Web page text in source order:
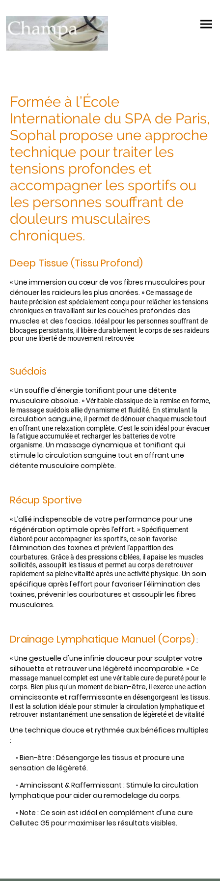
Formée à l’École
Internationale du SPA de Paris,
Sophal propose une approche
technique pour traiter les
tensions profondes et
accompagner les sportifs ou
les personnes souffrant de
douleurs musculaires
chroniques.
Deep Tissue (Tissu Profond)
« Une immersion au cœur de vos fibres musculaires pour
dénouer les raideurs les plus ancrées. »Ce massage de
haute précision est spécialement conçu pour relâcher les tensions
chroniques en travaillant sur lescouches profondes des
muscles et des fascias. Idéal pour les personnes souffrant de
blocages persistants, il libère durablement le corps de ses raideurs
pour une liberté de mouvement retrouvée
Suédois
« Un souffle d'énergie tonifiant pour une détente
musculaire absolue. »Véritable classique de la remise en forme,
le massage suédois allie dynamisme et fluidité. En stimulant la
circulation sanguine, il permet de dénouer chaque muscle tout
en offrant une relaxation complète. C'est le soin idéal pour évacuer
la fatigue accumulée et recharger les batteries de votre
organisme. Un massage dynamique et tonifiant qui
stimule la circulation sanguine tout en offrant une
détente musculaire complète.
Récup Sportive
« L’allié indispensable de votre performance pour une
régénération optimale après l’effort. »Spécifiquement
élaboré pour accompagner les sportifs, ce soin favorise
l'élimination des toxines et prévient l'apparition des
courbatures. Grâce à des pressions ciblées, il apaise les muscles
sollicités, assouplit les tissus et permet au corps de retrouver
rapidement sa pleine vitalité après une activité physique. Un soin
spécifique après l'effort pour favoriser l'élimination des
toxines, prévenir les courbatures et assouplir les fibres
musculaires.
Drainage Lymphatique Manuel (Corps) :
« Une gestuelle d'une infinie douceur pour sculpter votre
silhouette et retrouver une légèreté incomparable. »Ce
massage manuel complet est une véritable cure de pureté pour le
corps. Bien plus qu'un moment debien-être, il exerce une action
amincissante et raffermissante en désengorgeant les tissus.
Il est la solution idéale pour stimuler la circulation lymphatique et
retrouver instantanément une sensation de légèreté et de vitalité
Une technique douce et rythmée aux bénéfices multiples
:
◦Bien-être : Désengorge les tissus et procure une
sensation de légèreté.
◦Amincissant & Raffermissant : Stimule la circulation
lymphatique pour aider au remodelage du corps.
◦Note : Ce soin est idéal en complément d'une cure
Cellutec G5 pour maximiser les résultats visibles.